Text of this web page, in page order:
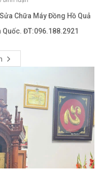
Chữa Máy Đồng Hồ Quả
Quốc. ĐT:096.188.2921